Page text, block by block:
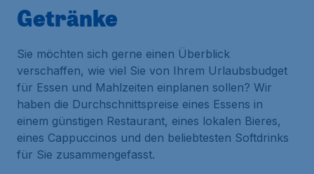
Getränke
Sie möchten sich gerne einen Überblick
verschaffen, wie viel Sie von Ihrem Urlaubsbudget
für Essen und Mahlzeiten einplanen sollen? Wir
haben die Durchschnittspreise eines Essens in
einem günstigen Restaurant, eines lokalen Bieres,
eines Cappuccinos und den beliebtesten Softdrinks
für Sie zusammengefasst.